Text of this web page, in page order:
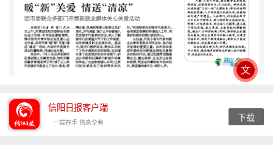
信阳日报客户端
一端在手 信息全有 下载
文